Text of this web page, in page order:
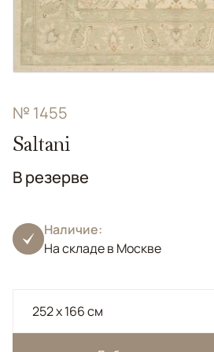
№ 1455
Saltani
В резерве
Наличие:
На складе в Москве
252 x 166 см